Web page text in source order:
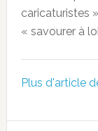
caricaturistes
« savourer à
Plus d'article